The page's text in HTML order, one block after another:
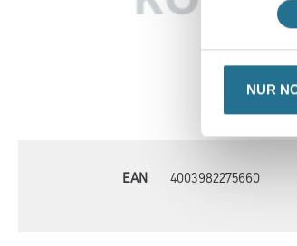
NUR
EAN 4003982275660